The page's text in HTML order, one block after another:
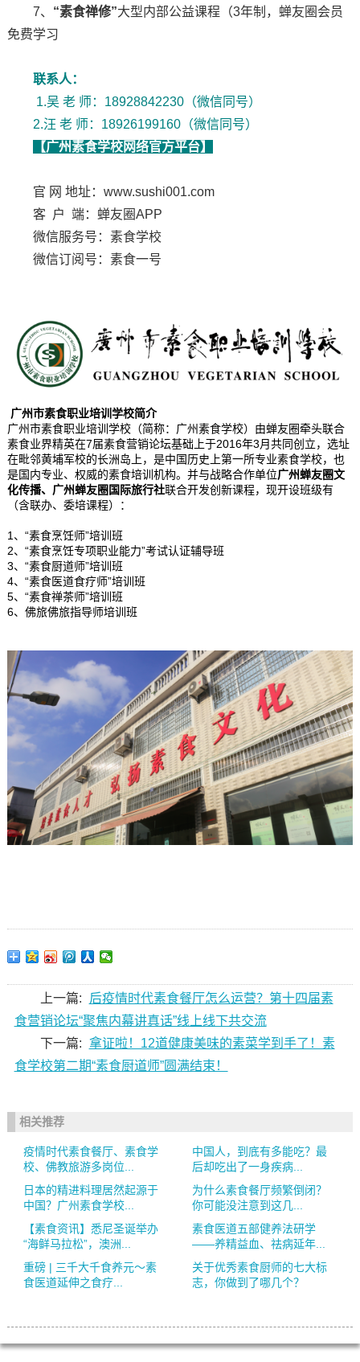
7、 “素食禅修”大型内部公益课程（3年制，蝉友圈会员
免费学习
联系人：
1.吴 老 师：18928842230（微信同号）
2.汪 老 师：18926199160（微信同号）
【广州素食学校网络官方平台】
官 网 地址：www.sushi001.com
客 户 端：蝉友圈APP
微信服务号：素食学校
微信订阅号：素食一号
广州市素食职业培训学校简介
广州市素食职业培训学校（简称：广州素食学校）由蝉友圈牵头联合
素食业界精英在7届素食营销论坛基础上于2016年3月共同创立，选址
在毗邻黄埔军校的长洲岛上，是中国历史上第一所专业素食学校，也
是国内专业、权威的素食培训机构。并与战略合作单位广州蝉友圈文
化传播、广州蝉友圈国际旅行社联合开发创新课程，现开设班级有
（含联办、委培课程）：
1、“素食烹饪师”培训班
2、“素食烹饪专项职业能力”考试认证辅导班
3、“素食厨道师”培训班
4、“素食医道食疗师”培训班
5、“素食禅茶师”培训班
6、佛旅佛旅指导师培训班
上一篇:
后疫情时代素食餐厅怎么运营？第十四届素
食营销论坛“聚焦内幕讲真话”线上线下共交流
下一篇: 拿证啦！12道健康美味的素菜学到手了！素
食学校第二期“素食厨道师”圆满结束！
相关推荐
疫情时代素食餐厅、素食学
校、佛教旅游多岗位...
中国人，到底有多能吃？最
后却吃出了一身疾病...
日本的精进料理居然起源于
中国？广州素食学校...
为什么素食餐厅频繁倒闭？
你可能没注意到这几...
【素食资讯】悉尼圣诞举办
“海鲜马拉松”，澳洲...
素食医道五部健养法研学
——养精益血、祛病延年...
重磅 | 三千大千食养元～素
食医道延伸之食疗...
关于优秀素食厨师的七大标
志，你做到了哪几个？